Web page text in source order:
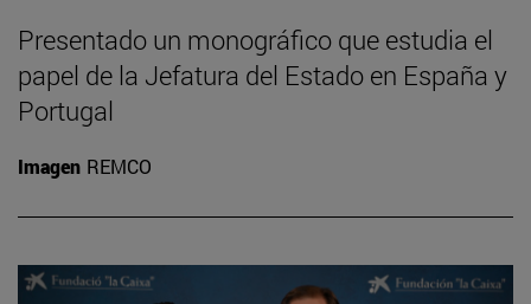
Presentado un monográfico que estudia el
papel de la Jefatura del Estado en España y
Portugal
Imagen REMCO